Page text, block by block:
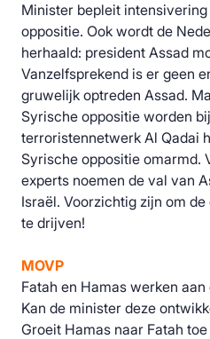
Minister bepleit
oppositie. Ook wordt de
herhaald: president Assad
Vanzelfsprekend is er geen
gruwelijk optreden Assad.
Syrische oppositie worden
terroristennetwerk Al Qadai
Syrische oppositie omarmd.
experts noemen de val van
Israël. Voorzichtig zijn om
te drijven!
MOVP
Fatah en Hamas werken
Kan de minister deze
Groeit Hamas naar Fatah